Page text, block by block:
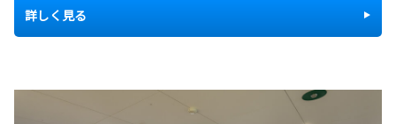
詳しく見る